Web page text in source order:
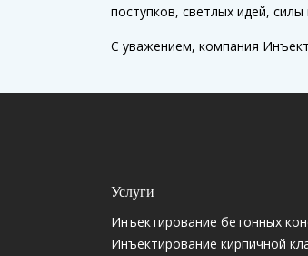
поступков, светлых идей,
С уважением, компания
Услуги
Инъектирование бетонных
Инъектирование кирпичной